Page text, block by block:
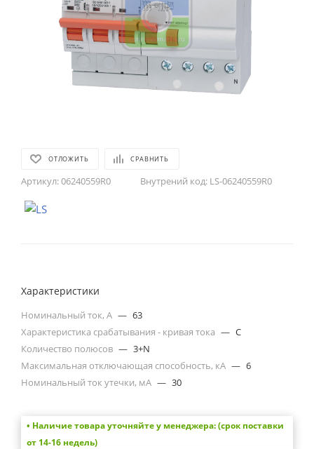
ОТЛОЖИТЬ СРАВНИТЬ
Артикул:06240559R0 Внутрений код: LS-06240559R0
Характеристики
Номинальный ток, А — 63
Характеристика срабатывания - кривая тока — C
Количество полюсов — 3+N
Максимальная отключающая способность, кА — 6
Номинальный ток утечки, мА — 30
• Наличие товара уточняйте у менеджера: (срок поставки
от 14-16 недель)